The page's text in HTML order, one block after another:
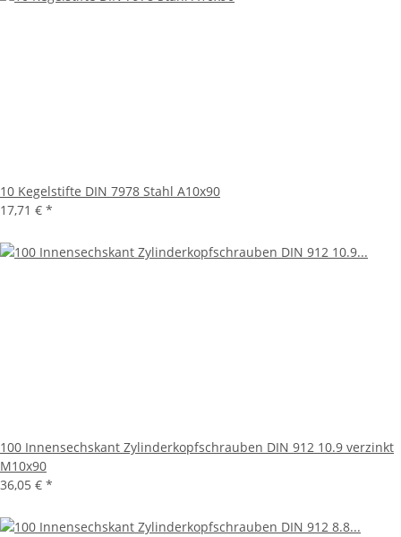
10 Kegelstifte DIN 7978 Stahl A10x90
17,71 € *
100 Innensechskant Zylinderkopfschrauben DIN 912 10.9 verzinkt
M10x90
36,05 € *